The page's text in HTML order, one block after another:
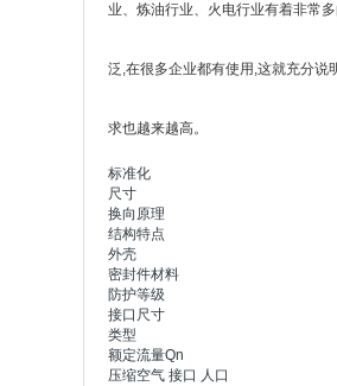
业、炼油行业、火电行业有着非常
泛,在很多企业都有使用,这就充分说
求也越来越高。
标准化
尺寸
换向原理
结构特点
外壳
密封件材料
防护等级
接口尺寸
类型
额定流量Qn
压缩空气 接口 人口